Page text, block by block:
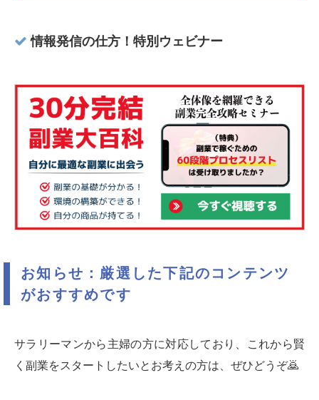
情報発信の仕方！特別ウェビナー
お知らせ：厳選した下記のコンテンツ
がおすすめです
サラリーマンから主婦の方に対応しており、これから賢
く副業をスタートしたいとお考えの方は、ぜひどうぞ🙇‍